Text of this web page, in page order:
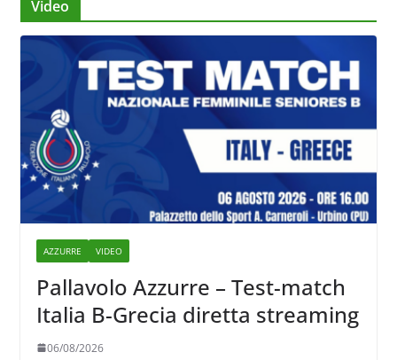
Video
AZZURRE VIDEO
Pallavolo Azzurre – Test-match
Italia B-Grecia diretta streaming
06/08/2026